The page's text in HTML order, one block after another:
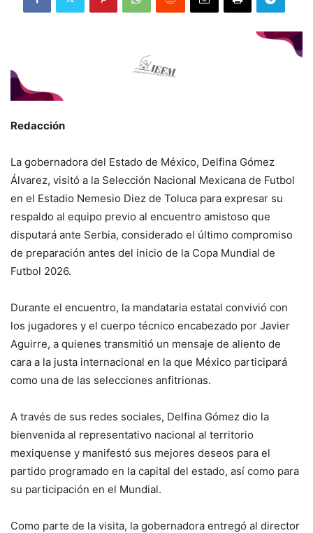
Redacción
La gobernadora del Estado de México, Delfina Gómez
Álvarez, visitó a la Selección Nacional Mexicana de Futbol
en el Estadio Nemesio Diez de Toluca para expresar su
respaldo al equipo previo al encuentro amistoso que
disputará ante Serbia, considerado el último compromiso
de preparación antes del inicio de la Copa Mundial de
Futbol 2026.
Durante el encuentro, la mandataria estatal convivió con
los jugadores y el cuerpo técnico encabezado por Javier
Aguirre, a quienes transmitió un mensaje de aliento de
cara a la justa internacional en la que México participará
como una de las selecciones anfitrionas.
A través de sus redes sociales, Delfina Gómez dio la
bienvenida al representativo nacional al territorio
mexiquense y manifestó sus mejores deseos para el
partido programado en la capital del estado, así como para
su participación en el Mundial.
Como parte de la visita, la gobernadora entregó al director